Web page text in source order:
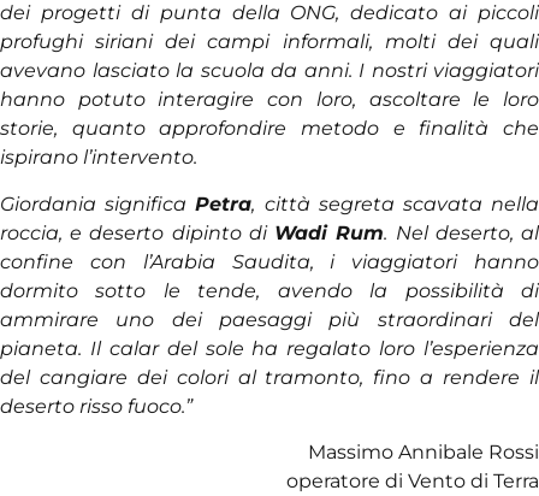
dei progetti di punta della ONG, dedicato ai piccoli
profughi siriani dei campi informali, molti dei quali
avevano lasciato la scuola da anni. I nostri viaggiatori
hanno potuto interagire con loro, ascoltare le loro
storie, quanto approfondire metodo e finalità che
ispirano l’intervento.
Giordania significaPetra, città segreta scavata nella
roccia, e deserto dipinto di Wadi Rum. Nel deserto, al
confine con l’Arabia Saudita, i viaggiatori hanno
dormito sotto le tende, avendo la possibilità di
ammirare uno dei paesaggi più straordinari del
pianeta. Il calar del sole ha regalato loro l’esperienza
del cangiare dei colori al tramonto, fino a rendere il
deserto risso fuoco.”
Massimo Annibale Rossi
operatore di Vento di Terra